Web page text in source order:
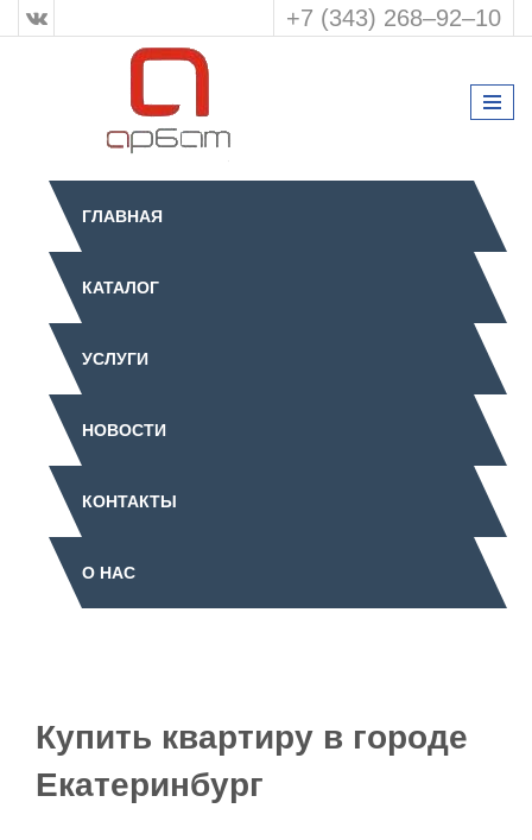
+7 (343) 268‒92‒10
ГЛАВНАЯ
КАТАЛОГ
УСЛУГИ
НОВОСТИ
КОНТАКТЫ
О НАС
Купить квартиру в городе
Екатеринбург